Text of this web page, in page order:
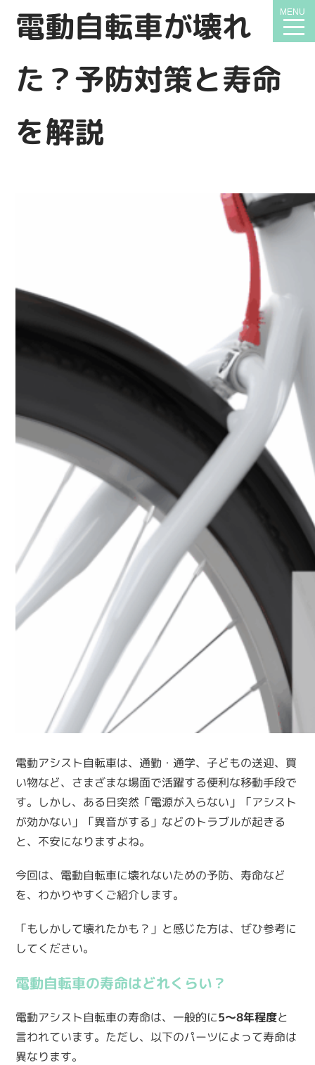
MENU
電動自転車が壊れ
た？予防対策と寿命
を解説
電動アシスト自転車は、通勤・通学、子どもの送迎、買
い物など、さまざまな場面で活躍する便利な移動手段で
す。しかし、ある日突然「電源が入らない」「アシスト
が効かない」「異音がする」などのトラブルが起きる
と、不安になりますよね。
今回は、電動自転車に壊れないための予防、寿命など
を、わかりやすくご紹介します。
「もしかして壊れたかも？」と感じた方は、ぜひ参考に
してください。
電動自転車の寿命はどれくらい？
電動アシスト自転車の寿命は、一般的に5〜8年程度と
言われています。ただし、以下のパーツによって寿命は
異なります。